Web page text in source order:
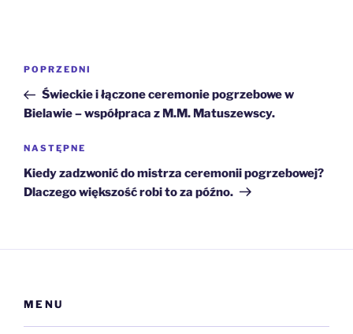
Nawigacja
wpisu
Poprzedni
wpis
POPRZEDNI
Świeckie i łączone ceremonie pogrzebowe w
Bielawie – współpraca z M.M. Matuszewscy.
Następny
wpis
NASTĘPNE
Kiedy zadzwonić do mistrza ceremonii pogrzebowej?
Dlaczego większość robi to za późno.
MENU